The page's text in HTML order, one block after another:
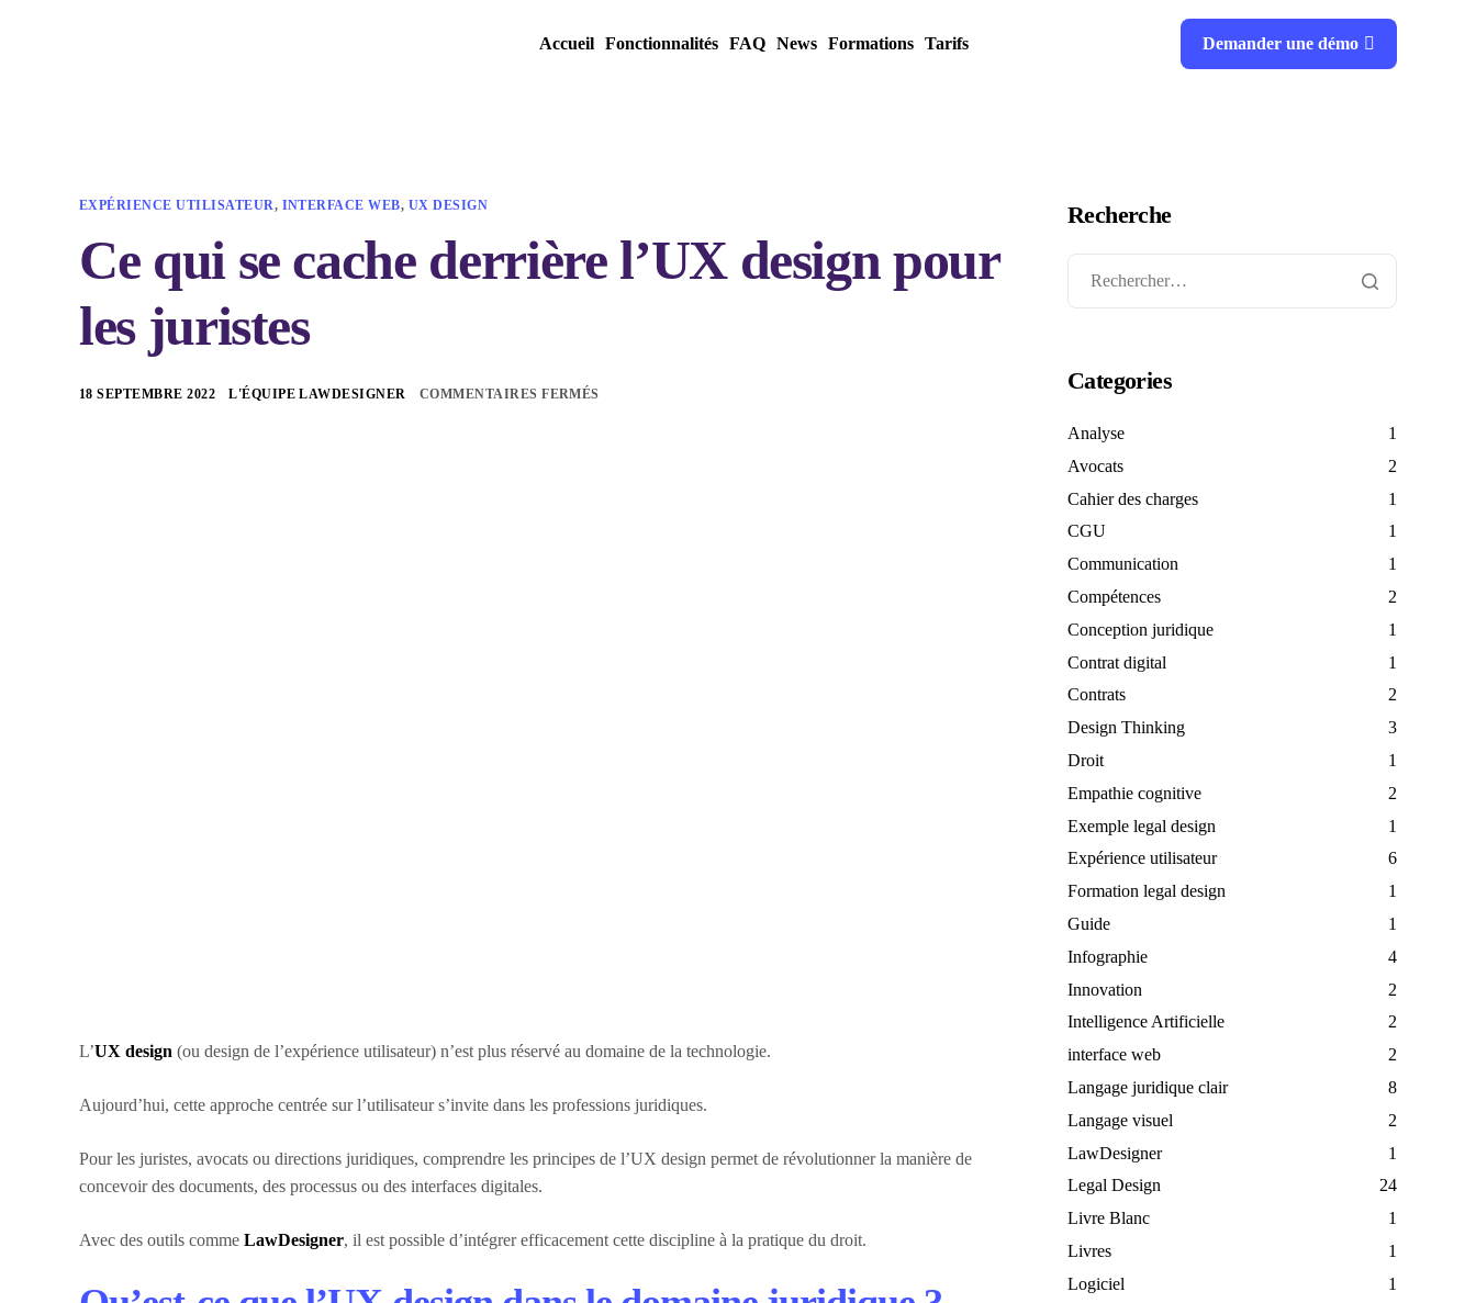
Accueil Fonctionnalités FAQ News Formations Tarifs Demander une démo
EXPÉRIENCE UTILISATEUR, INTERFACE WEB, UX DESIGN
Ce qui se cache derrière l’UX design pour
les juristes
18 SEPTEMBRE 2022 L'ÉQUIPE LAWDESIGNER COMMENTAIRES FERMÉS
L’UX design (ou design de l’expérience utilisateur) n’est plus réservé au domaine de la technologie.
Aujourd’hui, cette approche centrée sur l’utilisateur s’invite dans les professions juridiques.
Pour les juristes, avocats ou directions juridiques, comprendre les principes de l’UX design permet de révolutionner la manière de
concevoir des documents, des processus ou des interfaces digitales.
Avec des outils comme LawDesigner, il est possible d’intégrer efficacement cette discipline à la pratique du droit.
Recherche
Categories
Analyse
1
Avocats
2
Cahier des charges
1
CGU
1
Communication
1
Compétences
2
Conception juridique
1
Contrat digital
1
Contrats
2
Design Thinking
3
Droit
1
Empathie cognitive
2
Exemple legal design
1
Expérience utilisateur
6
Formation legal design
1
Guide
1
Infographie
4
Innovation
2
Intelligence Artificielle
2
interface web
2
Langage juridique clair
8
Langage visuel
2
LawDesigner
1
Legal Design
24
Livre Blanc
1
Livres
1
Logiciel
1